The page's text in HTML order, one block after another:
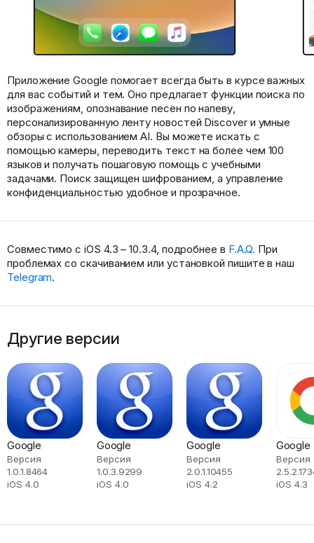
Приложение Google помогает всегда быть в курсе важных
для вас событий и тем. Оно предлагает функции поиска по
изображениям, опознавание песен по напеву,
персонализированную ленту новостей Discover и умные
обзоры с использованием AI. Вы можете искать с
помощью камеры, переводить текст на более чем 100
языков и получать пошаговую помощь с учебными
задачами. Поиск защищен шифрованием, а управление
конфиденциальностью удобное и прозрачное.
Совместимо с iOS 4.3 – 10.3.4, подробнее в F.A.Q. При
проблемах со скачиванием или установкой пишите в наш
Telegram.
Другие версии
Google
Версия
1.0.1.8464
iOS 4.0
Google
Версия
1.0.3.9299
iOS 4.0
Google
Версия
2.0.1.10455
iOS 4.2
Google
Версия
iOS 4.3